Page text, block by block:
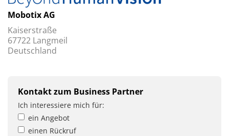
Mobotix AG
Kaiserstraße
67722 Langmeil
Deutschland
Kontakt zum Business Partner
Ich interessiere mich für:
ein Angebot
einen Rückruf